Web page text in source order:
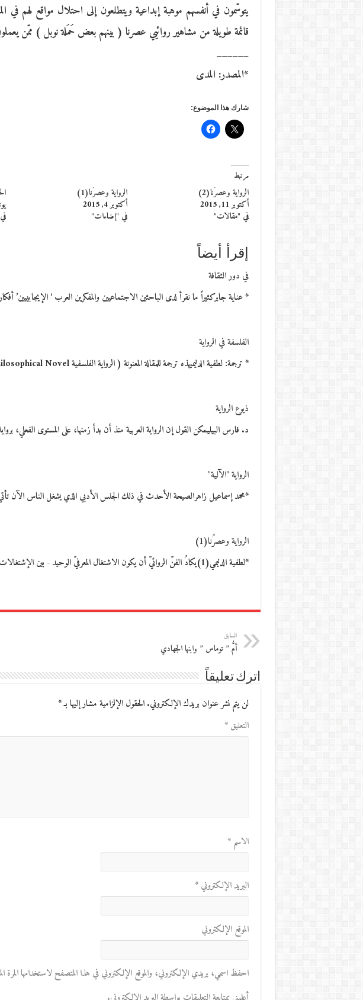
يتوسّمون في أنفسهم موهبة إبداعية ويتطلعون إلى احتلال مواقع لهم في
قائمة طويلة من مشاهير روائيي عصرنا ( بينهم بعض حَمَلة نوبل ) ممّن
______
*المصدر: المدى
شارك هذا الموضوع:
مرتبط
الرواية وعصرُنا(2)
أكتوبر 11, 2015
في "مقالات"
الرواية وعصرُنا(1)
أكتوبر 4, 2015
في "إضاءات"
إقرأ أيضاً
في دور الثقافة
* عناية جابركثيراً ما نقرأ لدى الباحثين الاجتماعيين والمفكرين العرب ‘ الإيجابييين’
الفلسفة في الرواية
* ترجمة: لطفية الدليميهذه ترجمة للمقالة المعنونة ( الرواية الفلسفية The Philosophical Novel ) التي…
ذيوع الرواية
د. فارس البيليمكن القول إن الرواية العربية منذ أن بدأ زمنها، على المستوى الفعلي،
الرواية "الآلية"
*محمد إسماعيل زاهرالصيحة الأحدث في ذلك الجنس الأدبي الذي يشغل الناس الآن
الرواية وعصرُنا(1)
*لطفية الدليمي(1)يكادُ الفنّ الروائيّ أن يكون الاشتغال المعرفيّ الوحيد - بين الإشتغالات الأدبيّة - الذي…
السابق
أمُّ ” توماس ” وابنها الجهادي
اترك تعليقاً
لن يتم نشر عنوان بريدك الإلكتروني. الحقول الإلزامية مشار إليها بـ*
التعليق*
الاسم*
البريد الإلكتروني*
الموقع الإلكتروني
احفظ اسمي، بريدي الإلكتروني، والموقع الإلكتروني في هذا المتصفح لاستخدامها المرة